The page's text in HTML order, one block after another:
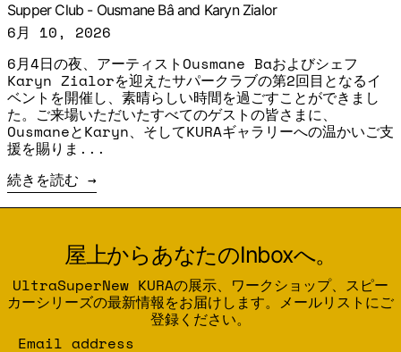
Supper Club - Ousmane Bâ and Karyn Zialor
6月 10, 2026
6月4日の夜、アーティストOusmane Baおよびシェフ
Karyn Zialorを迎えたサパークラブの第2回目となるイ
ベントを開催し、素晴らしい時間を過ごすことができまし
た。ご来場いただいたすべてのゲストの皆さまに、
OusmaneとKaryn、そしてKURAギャラリーへの温かいご支
援を賜りま...
続きを読む
屋上からあなたのInboxへ。
UltraSuperNew KURAの展示、ワークショップ、スピー
カーシリーズの最新情報をお届けします。メールリストにご
登録ください。
Email address